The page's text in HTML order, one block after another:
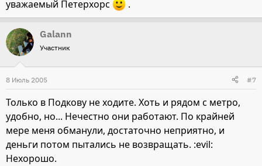
уважаемый Петерхорс .
Galann
Участник
8 Июль 2005 #7
Только в Подкову не ходите. Хоть и рядом с метро,
удобно, но... Нечестно они работают. По крайней
мере меня обманули, достаточно неприятно, и
деньги потом пытались не возвращать. :evil:
Нехорошо.